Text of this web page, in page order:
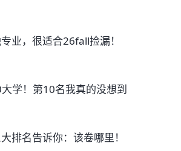
业，很适合26fall捡漏！
学！第10名我真的没想到
排名告诉你：该卷哪里！